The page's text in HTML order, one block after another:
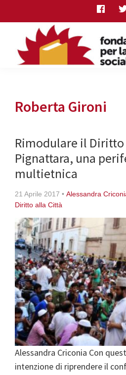
to
content
to
primary
sidebar
to
critica
sociale
Roberta Gironi
Rimodulare il
Pignattara, una
multietnica
21 Aprile 2017 • Alessandra
Diritto alla Città
Alessandra Criconia Con
intenzione di riprendere il